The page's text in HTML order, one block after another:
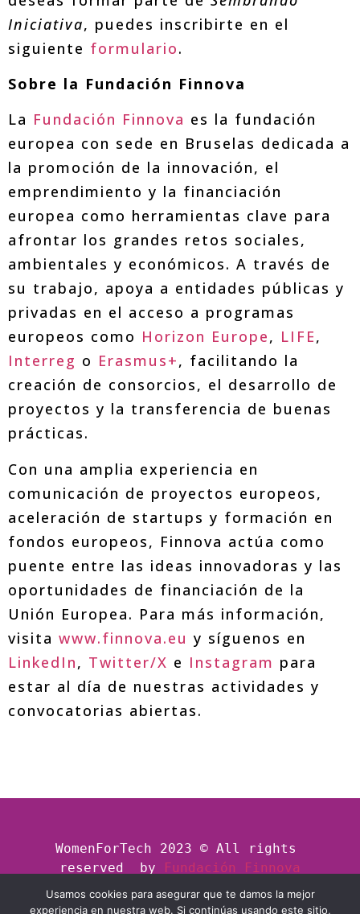
Iniciativa, puedes inscribirte en el
siguiente formulario.
Sobre la Fundación Finnova
La Fundación Finnova es la fundación
europea con sede en Bruselas dedicada a
la promoción de la innovación, el
emprendimiento y la financiación
europea como herramientas clave para
afrontar los grandes retos sociales,
ambientales y económicos. A través de
su trabajo, apoya a entidades públicas y
privadas en el acceso a programas
europeos como Horizon Europe, LIFE,
Interreg o Erasmus+, facilitando la
creación de consorcios, el desarrollo de
proyectos y la transferencia de buenas
prácticas.
Con una amplia experiencia en
comunicación de proyectos europeos,
aceleración de startups y formación en
fondos europeos, Finnova actúa como
puente entre las ideas innovadoras y las
oportunidades de financiación de la
Unión Europea. Para más información,
visita www.finnova.eu y síguenos en
LinkedIn, Twitter/X e Instagram para
estar al día de nuestras actividades y
convocatorias abiertas.
WomenForTech 2023 © All rights
reserved  by
Fundación Finnova
Usamos cookies para asegurar que te damos la mejor
experiencia en nuestra web. Si continúas usando este sitio,